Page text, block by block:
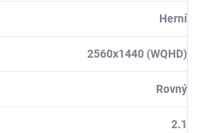
Herní
2560x1440 (WQHD)
Rovný
2.1